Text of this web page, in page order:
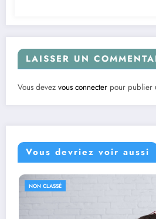
LAISSER UN
Vous devez vous connecter pour publier
Vous devriez voir aussi